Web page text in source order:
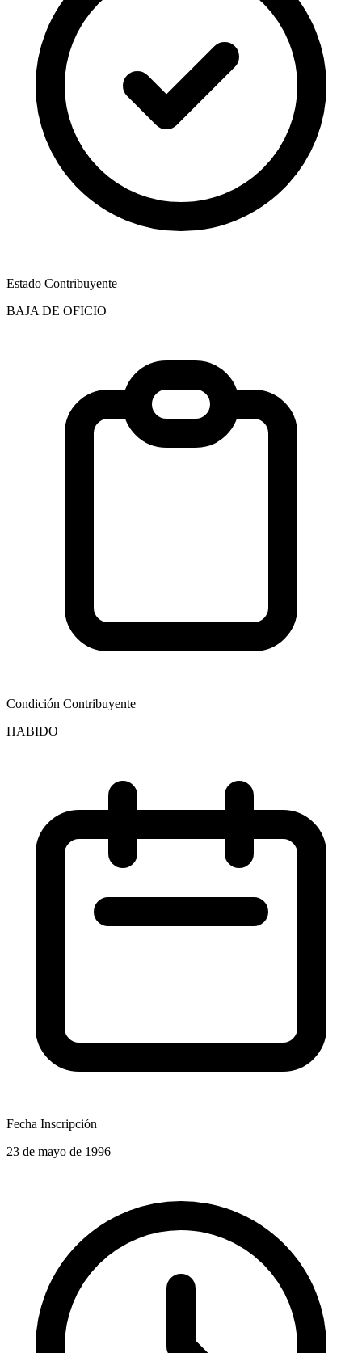
Estado Contribuyente
BAJA DE OFICIO
Condición Contribuyente
HABIDO
Fecha Inscripción
23 de mayo de 1996